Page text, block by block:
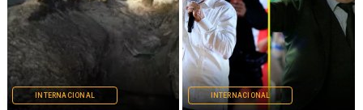
INTERNACIONAL INTERNACIONAL